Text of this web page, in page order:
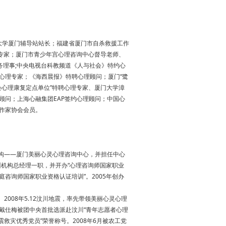
厦门辅导站站长；福建省厦门市自杀救援工作
；厦门市青少年宫心理咨询中心督导老师、
事;中央电视台科教频道《人与社会》特约心
专家；《海西晨报》特聘心理顾问；厦门“鹭
理康复定点单位”特聘心理专家、厦门大学漳
问；上海心融集团EAP签约心理顾问；中国心
协会会员。
厦门美丽心灵心理咨询中心，并担任中心
构总经理一职，并开办“心理咨询师国家职业
咨询师国家职业资格认证培训”。2005年创办
年5.12汶川地震，率先带领美丽心灵心理
梅被团中央首批选派赴汶川“青年志愿者心理
救灾优秀党员”荣誉称号。2008年6月被农工党